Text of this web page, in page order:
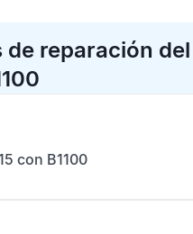
de reparación del
con B1100